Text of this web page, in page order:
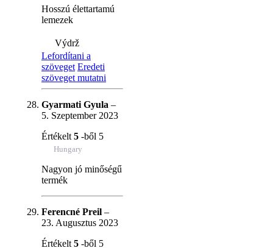
Hosszú élettartamú
lemezek
Výdrž
Lefordítani a
szöveget Eredeti
szöveget mutatni
Gyarmati Gyula –
5. Szeptember 2023
Értékelt 5 -ből 5
Hungary
Nagyon jó minőségű
termék
Ferencné Preil –
23. Augusztus 2023
Értékelt 5 -ből 5